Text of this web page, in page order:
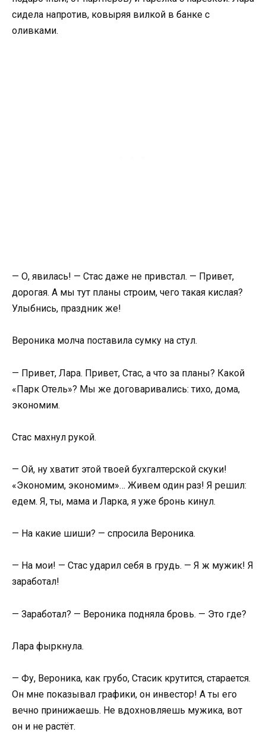
сидела напротив, ковыряя вилкой в банке с
оливками.
— О, явилась! — Стас даже не привстал. — Привет,
дорогая. А мы тут планы строим, чего такая кислая?
Улыбнись, праздник же!
Вероника молча поставила сумку на стул.
— Привет, Лара. Привет, Стас, а что за планы? Какой
«Парк Отель»? Мы же договаривались: тихо, дома,
экономим.
Стас махнул рукой.
— Ой, ну хватит этой твоей бухгалтерской скуки!
«Экономим, экономим»… Живем один раз! Я решил:
едем. Я, ты, мама и Ларка, я уже бронь кинул.
— На какие шиши? — спросила Вероника.
— На мои! — Стас ударил себя в грудь. — Я ж мужик! Я
заработал!
— Заработал? — Вероника подняла бровь. — Это где?
Лара фыркнула.
— Фу, Вероника, как грубо, Стасик крутится, старается.
Он мне показывал графики, он инвестор! А ты его
вечно принижаешь. Не вдохновляешь мужика, вот
он и не растёт.